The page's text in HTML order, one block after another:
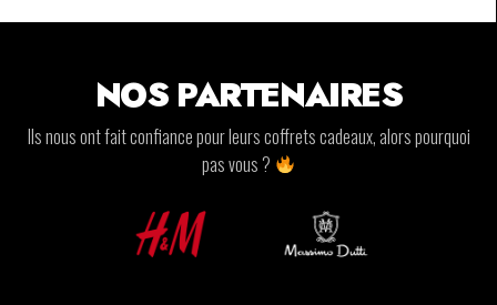
NOS PARTENAIRES
Ils nous ont fait confiance pour leurs coffrets cadeaux, alors pourquoi
pas vous ?